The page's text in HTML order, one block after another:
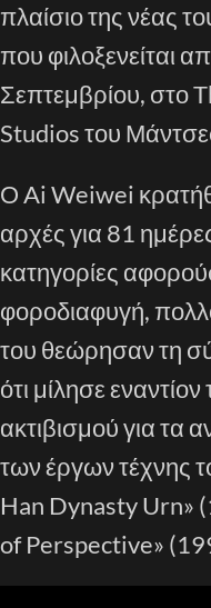
πλαίσιο της νέας
που φιλοξενείται
Σεπτεμβρίου, στο
Studios του
Ο Ai Weiwei
αρχές για 81
κατηγορίες
φοροδιαφυγή,
του θεώρησαν τη
ότι μίλησε
ακτιβισμού για τα
των έργων τέχνης
Han Dynasty Urn»
of Perspective»